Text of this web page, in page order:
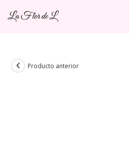
La Flor de L
Producto anterior